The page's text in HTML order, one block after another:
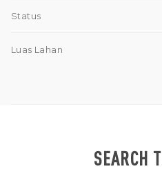
Status
Luas Lahan
SEARCH